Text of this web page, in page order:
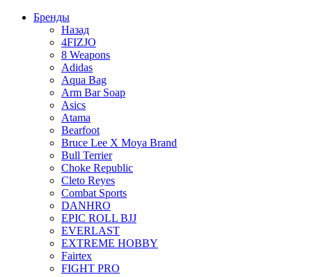
Бренды
Назад
4FIZJO
8 Weapons
Adidas
Aqua Bag
Arm Bar Soap
Asics
Atama
Bearfoot
Bruce Lee X Moya Brand
Bull Terrier
Choke Republic
Cleto Reyes
Combat Sports
DANHRO
EPIC ROLL BJJ
EVERLAST
EXTREME HOBBY
Fairtex
FIGHT PRO